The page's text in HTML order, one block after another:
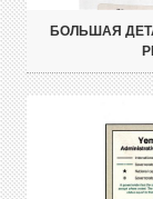
БОЛЬШАЯ